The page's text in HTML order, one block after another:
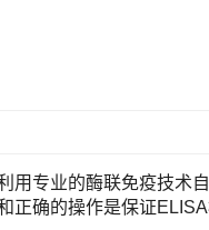
用专业的酶联免疫技术
正确的操作是保证